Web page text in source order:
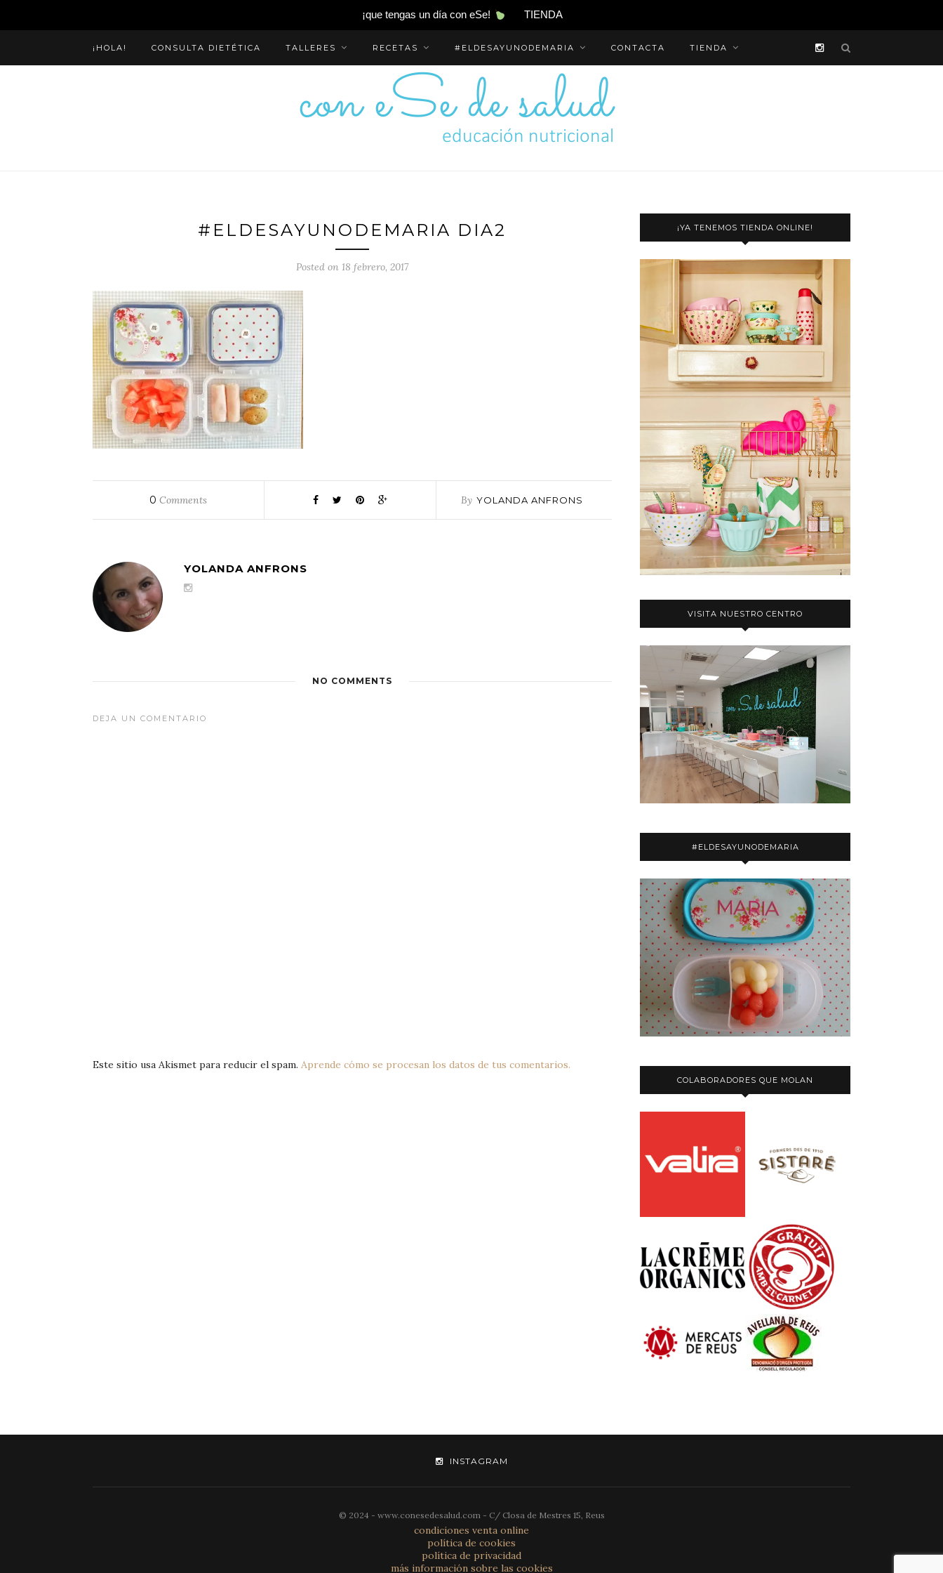
¡que tengas un día con eSe! TIENDA
¡HOLA! CONSULTA DIETÉTICA TALLERES RECETAS #ELDESAYUNODEMARIA CONTACTA TIENDA
#ELDESAYUNODEMARIA DIA2
Posted on 18 febrero, 2017
0 Comments By YOLANDA ANFRONS
YOLANDA ANFRONS
NO COMMENTS
DEJA UN COMENTARIO
Este sitio usa Akismet para reducir el spam. Aprende cómo se procesan los datos de tus comentarios.
¡YA TENEMOS TIENDA ONLINE!
VISITA NUESTRO CENTRO
#ELDESAYUNODEMARIA
COLABORADORES QUE MOLAN
INSTAGRAM
© 2024 - www.conesedesalud.com - C/ Closa de Mestres 15, Reus
condiciones venta online
política de cookies
política de privacidad
más información sobre las cookies